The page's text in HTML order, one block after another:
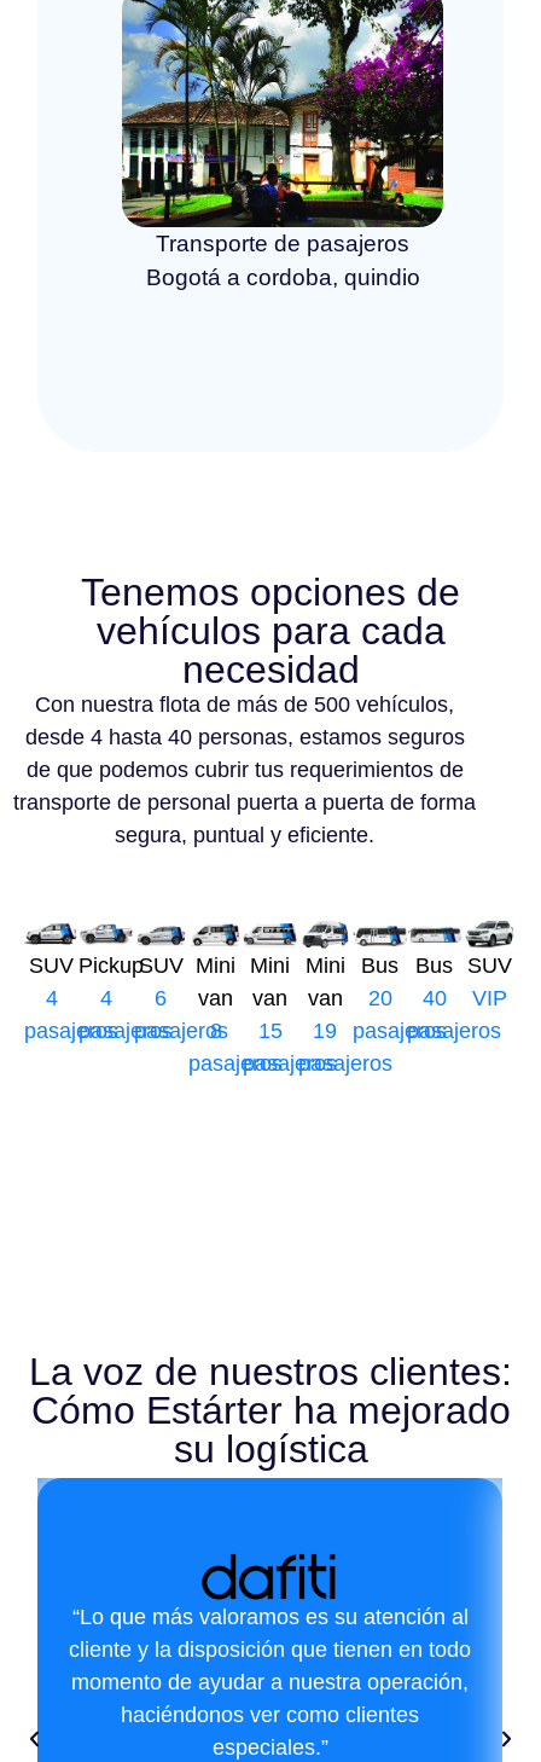
Transporte de pasajeros
Bogotá a cordoba, quindio
Tenemos opciones de
vehículos para cada
necesidad
Con nuestra flota de más de 500 vehículos,
desde 4 hasta 40 personas, estamos seguros
de que podemos cubrir tus requerimientos de
transporte de personal puerta a puerta de forma
segura, puntual y eficiente.
SUV
4
pasajeros
Pickup
4
pasajeros
SUV
6
pasajeros
Mini
van
8
pasajeros
Mini
van
15
pasajeros
Mini
van
19
pasajeros
Bus
20
pasajeros
Bus
40
pasajeros
SUV
VIP
La voz de nuestros clientes:
Cómo Estárter ha mejorado
su logística
“Lo que más valoramos es su atención al
cliente y la disposición que tienen en todo
momento de ayudar a nuestra operación,
haciéndonos ver como clientes
especiales.”